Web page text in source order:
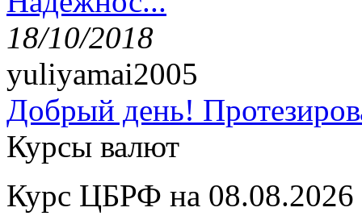
18/10/2018
yuliyamai2005
Добрый день!
Курсы валют
Курс ЦБРФ на 08.08.2026